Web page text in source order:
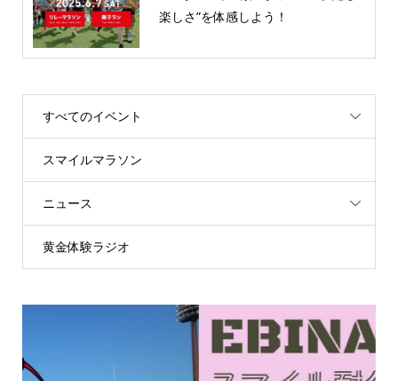
楽しさ”を体感しよう！
すべてのイベント
スマイルマラソン
ニュース
黄金体験ラジオ